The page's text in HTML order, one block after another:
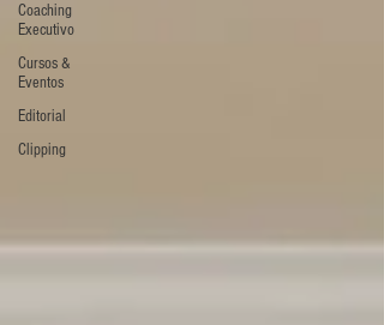
Coaching
Executivo
Cursos &
Eventos
Editorial
Clipping